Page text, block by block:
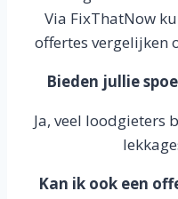
Via FixThatNow
offertes vergelijken
Bieden jullie
Ja, veel loodgieters
Kan ik ook een